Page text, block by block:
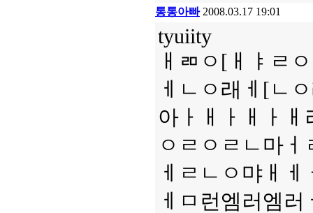
통통아빠 2008.03.17 19:01
tyuiity
ㅐㄻㅇ[ㅐㅑㄹ
ㅔㄴㅇ래ㅔ[ㄴ
아ㅏㅐㅏㅐㅏ
ㅇㄹㅇㄹㄴ마
ㅔㄹㄴㅇ먀ㅐ
ㅔㅁ런엠러엠